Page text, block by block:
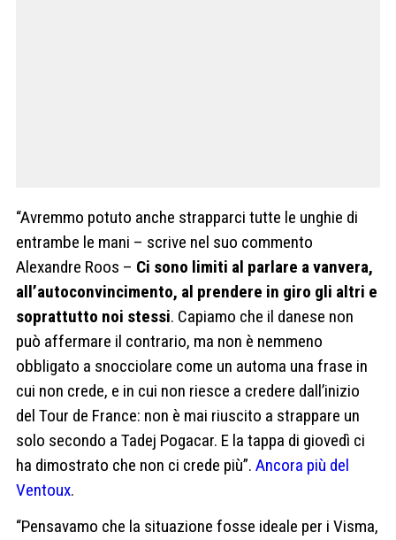
“Avremmo potuto anche strapparci tutte le unghie di
entrambe le mani – scrive nel suo commento
Alexandre Roos – Ci sono limiti al parlare a vanvera,
all’autoconvincimento, al prendere in giro gli altri e
soprattutto noi stessi. Capiamo che il danese non
può affermare il contrario, ma non è nemmeno
obbligato a snocciolare come un automa una frase in
cui non crede, e in cui non riesce a credere dall’inizio
del Tour de France: non è mai riuscito a strappare un
solo secondo a Tadej Pogacar. E la tappa di giovedì ci
ha dimostrato che non ci crede più”. Ancora più del
Ventoux.
“Pensavamo che la situazione fosse ideale per i Visma,